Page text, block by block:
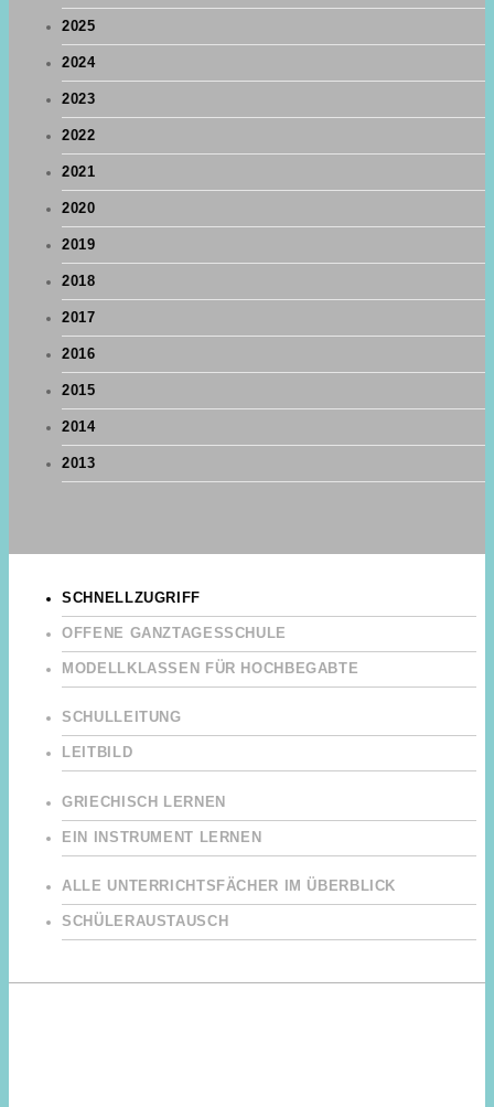
2025
2024
2023
2022
2021
2020
2019
2018
2017
2016
2015
2014
2013
SCHNELLZUGRIFF
OFFENE GANZTAGESSCHULE
MODELLKLASSEN FÜR HOCHBEGABTE
SCHULLEITUNG
LEITBILD
GRIECHISCH LERNEN
EIN INSTRUMENT LERNEN
ALLE UNTERRICHTSFÄCHER IM ÜBERBLICK
SCHÜLERAUSTAUSCH